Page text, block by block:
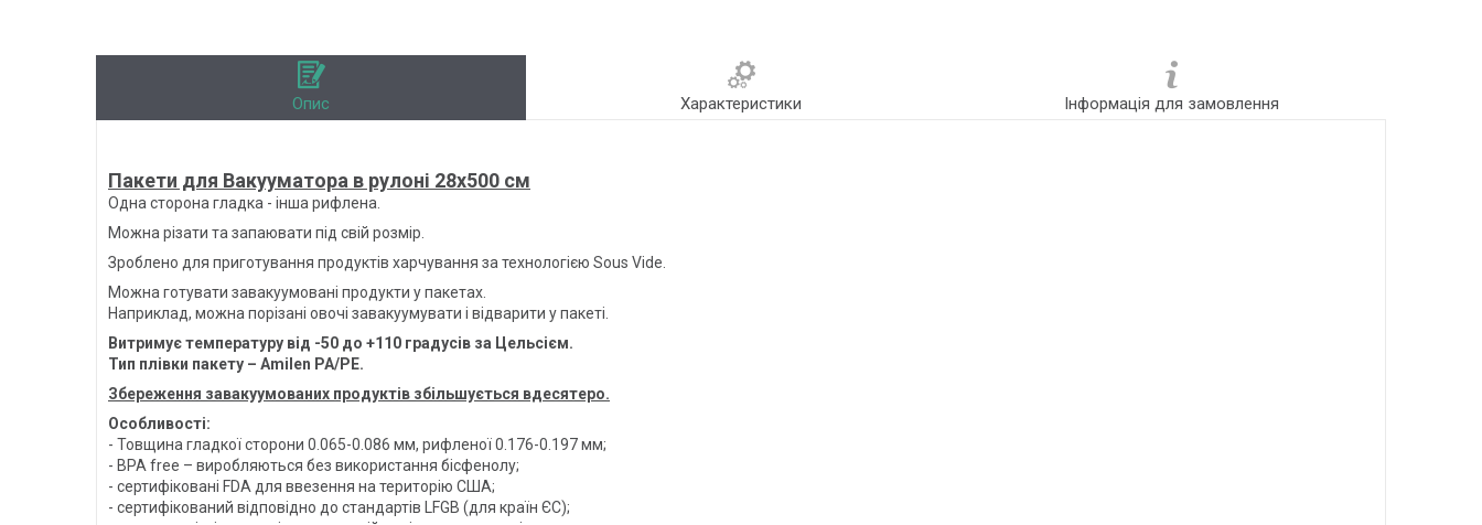
Опис Характеристики Інформація для замовлення
Пакети для Вакууматора в рулоні 28х500 см
Одна сторона гладка - інша рифлена.
Можна різати та запаювати під свій розмір.
Зроблено для приготування продуктів харчування за технологією Sous Vide.
Можна готувати завакуумовані продукти у пакетах.
Наприклад, можна порізані овочі завакуумувати і відварити у пакеті.
Витримує температуру від -50 до +110 градусів за Цельсієм.
Тип плівки пакету – Amilen PA/PE.
Збереження завакуумованих продуктів збільшується вдесятеро.
Особливості:
- Товщина гладкої сторони 0.065-0.086 мм, рифленої 0.176-0.197 мм;
- BPA free – виробляються без використання бісфенолу;
- сертифіковані FDA для ввезення на територію США;
- сертифікований відповідно до стандартів LFGB (для країн ЄС);